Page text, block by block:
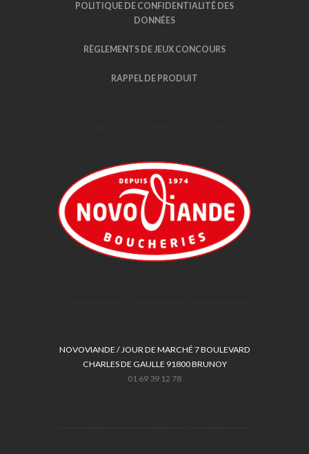
POLITIQUE DE CONFIDENTIALITÉ DES
DONNÉES
RÈGLEMENTS DE JEUX CONCOURS
RAPPEL DE PRODUIT
NOVOVIANDE / JOUR DE MARCHÉ 7 BOULEVARD
CHARLES DE GAULLE 91800 BRUNOY
01 69 39 12 78